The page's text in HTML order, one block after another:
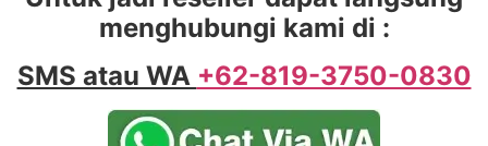
menghubungi kami di :
SMS atau WA +62-819-3750-0830